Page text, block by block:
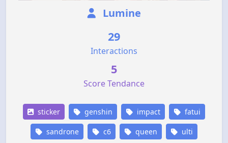
Lumine
29
Interactions
5
Score Tendance
sticker genshin impact fatui
sandrone c6 queen ulti